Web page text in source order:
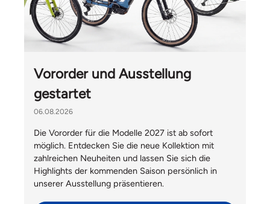
Vororder und Ausstellung
gestartet
06.08.2026
Die Vororder für die Modelle 2027 ist ab sofort
möglich. Entdecken Sie die neue Kollektion mit
zahlreichen Neuheiten und lassen Sie sich die
Highlights der kommenden Saison persönlich in
unserer Ausstellung präsentieren.